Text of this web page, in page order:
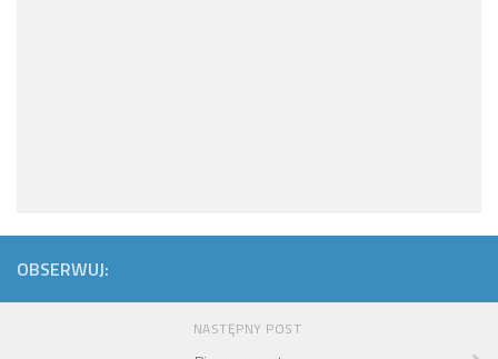
OBSERWUJ:
NASTĘPNY POST